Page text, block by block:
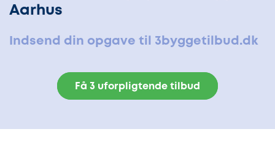
Aarhus
Indsend din opgave til 3byggetilbud.dk
Få 3 uforpligtende tilbud